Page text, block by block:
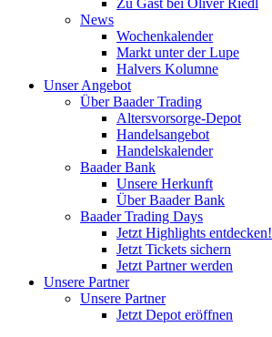
Zu Gast bei Oliver Riedl
News
Wochenkalender
Markt unter der Lupe
Halvers Kolumne
Unser Angebot
Über Baader Trading
Altersvorsorge-Depot
Handelsangebot
Handelskalender
Baader Bank
Unsere Herkunft
Über Baader Bank
Baader Trading Days
Jetzt Highlights entdecken!
Jetzt Tickets sichern
Jetzt Partner werden
Unsere Partner
Unsere Partner
Jetzt Depot eröffnen